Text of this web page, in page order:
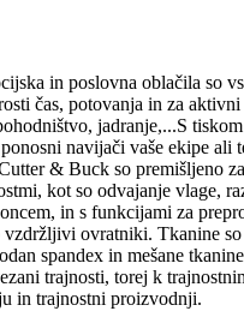
in poslovna oblačila so
čas, potovanja in za
jadranje,...S
navijači vaše ekipe ali
& Buck so premišljeno
kot so odvajanje vlage,
in s funkcijami za
vzdržljivi ovratniki. Tkanine
spandex in mešane
trajnosti, torej k
in trajnostni proizvodnji.